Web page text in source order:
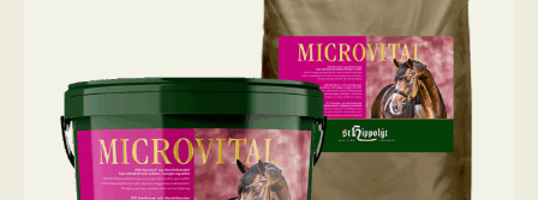
produktsiden